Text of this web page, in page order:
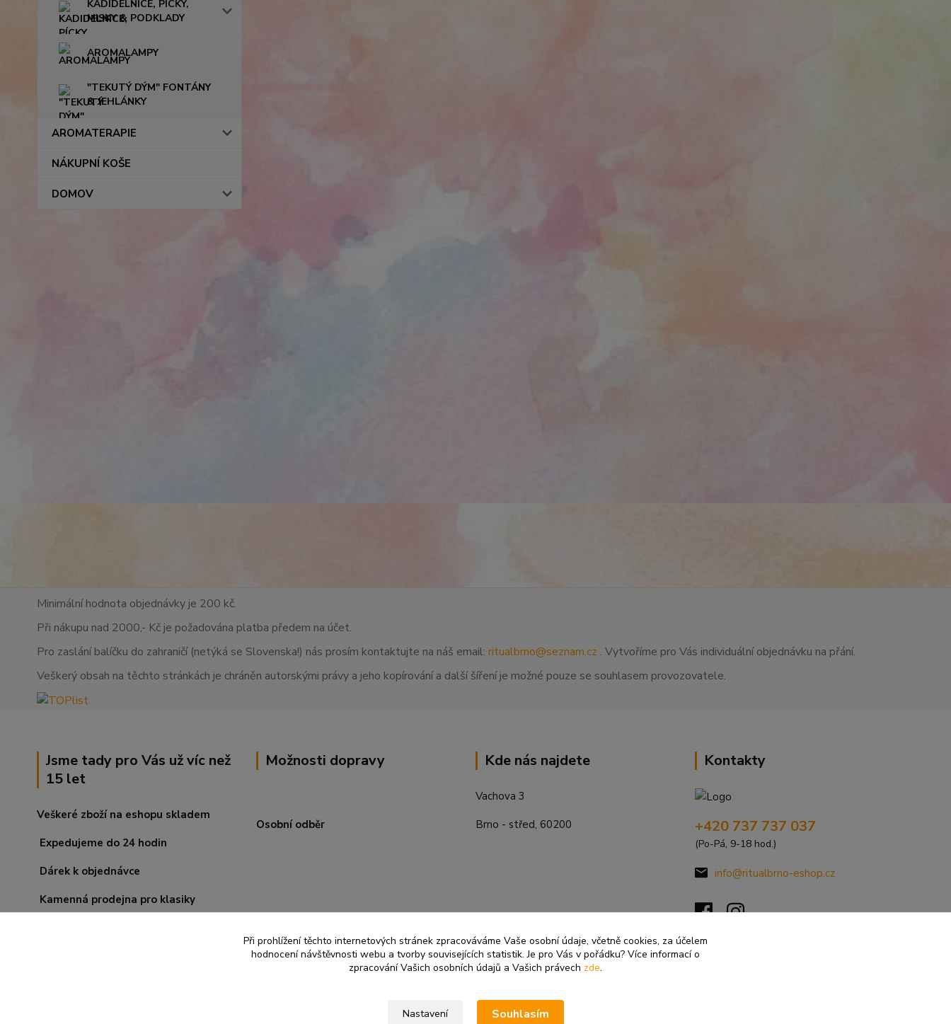
KADIDELNICE, PÍCKY,
MISKY & PODKLADY
AROMALAMPY
"TEKUTÝ DÝM" FONTÁNY
& JEHLÁNKY
AROMATERAPIE
NÁKUPNÍ KOŠE
DOMOV
Minimální hodnota objednávky je 200 kč.
Při nákupu nad 2000,- Kč je požadována platba předem na účet.
Pro zaslání balíčku do zahraničí (netýká se Slovenska!) nás prosím kontaktujte na náš email: ritualbrno@seznam.cz . Vytvoříme pro Vás individuální objednávku na přání.
Veškerý obsah na těchto stránkách je chráněn autorskými právy a jeho kopírování a další šíření je možné pouze se souhlasem provozovatele.
Jsme tady pro Vás už víc než
15 let
Veškeré zboží na eshopu skladem
Expedujeme do 24 hodin
Dárek k objednávce
Kamenná prodejna pro klasiky
Možnosti dopravy
Osobní odběr
Kde nás najdete
Vachova 3
Brno - střed, 60200
Kontakty
+420 737 737 037
(Po-Pá, 9-18 hod.)
info@ritualbrno-eshop.cz
Při prohlížení těchto internetových stránek zpracováváme Vaše osobní údaje, včetně cookies, za účelem
hodnocení návštěvnosti webu a tvorby souvisejících statistik. Je pro Vás v pořádku? Více informací o
zpracování Vašich osobních údajů a Vašich právech zde.
Nastavení Souhlasím